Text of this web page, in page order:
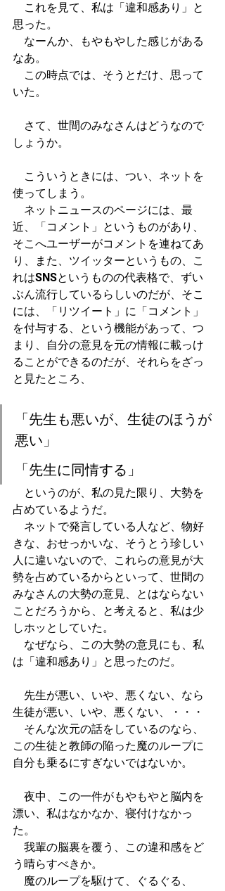
これを見て、私は「違和感あり」と
思った。
なーんか、もやもやした感じがある
なあ。
この時点では、そうとだけ、思って
いた。
さて、世間のみなさんはどうなので
しょうか。
こういうときには、つい、ネットを
使ってしまう。
ネットニュースのページには、最
近、「コメント」というものがあり、
そこへユーザーがコメントを連ねてあ
り、また、ツイッターというもの、こ
れはSNSというものの代表格で、ずい
ぶん流行しているらしいのだが、そこ
には、「リツイート」に「コメント」
を付与する、という機能があって、つ
まり、自分の意見を元の情報に載っけ
ることができるのだが、それらをざっ
と見たところ、
「先生も悪いが、生徒のほうが
悪い」
「先生に同情する」
というのが、私の見た限り、大勢を
占めているようだ。
ネットで発言している人など、物好
きな、おせっかいな、そうとう珍しい
人に違いないので、これらの意見が大
勢を占めているからといって、世間の
みなさんの大勢の意見、とはならない
ことだろうから、と考えると、私は少
しホッとしていた。
なぜなら、この大勢の意見にも、私
は「違和感あり」と思ったのだ。
先生が悪い、いや、悪くない、なら
生徒が悪い、いや、悪くない、・・・
そんな次元の話をしているのなら、
この生徒と教師の陥った魔のループに
自分も乗るにすぎないではないか。
夜中、この一件がもやもやと脳内を
漂い、私はなかなか、寝付けなかっ
た。
我輩の脳裏を覆う、この違和感をど
う晴らすべきか。
魔のループを駆けて、ぐるぐる、